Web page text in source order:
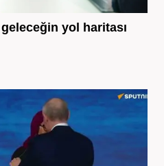
geleceğin yol haritası